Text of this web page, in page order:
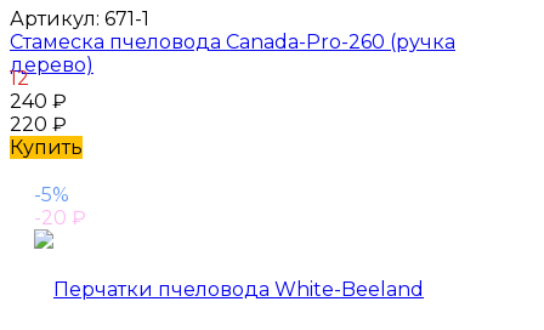
Артикул: 671-1
Стамеска пчеловода Canada-Pro-260 (ручка
дерево)
12
240 ₽
220 ₽
Купить
-5%
-20 ₽